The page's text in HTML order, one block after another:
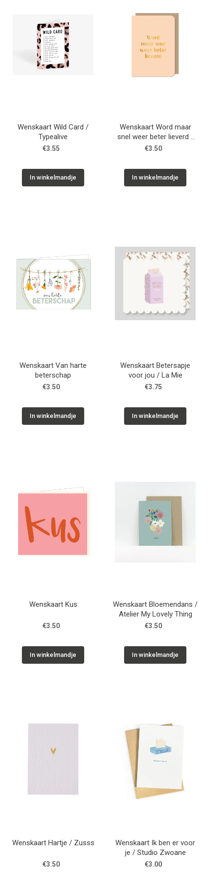
WONEN
STATIONERY
FOOD
KIDS
Wenskaart Wild Card /
Typealive
€3.55
In winkelmandje
Wenskaart Word maar
snel weer beter lieverd -
GF / Kaartjes van Maaike
€3.50
In winkelmandje
Wenskaart Van harte
beterschap
€3.50
In winkelmandje
Wenskaart Betersapje
voor jou / La Mie
€3.75
In winkelmandje
Wenskaart Kus
€3.50
In winkelmandje
Wenskaart Bloemendans /
Atelier My Lovely Thing
€3.50
In winkelmandje
Wenskaart Hartje / Zusss
€3.50
Wenskaart Ik ben er voor
je / Studio Zwoane
€3.00